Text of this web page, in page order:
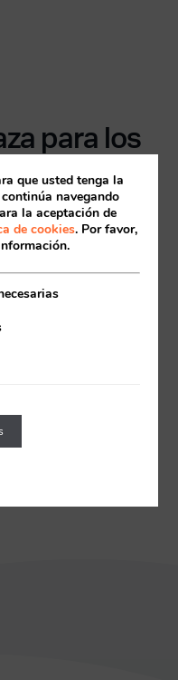
para los
y pádel
2027
de
los
que usted tenga la
navegando
la aceptación de
de cookies. Por favor,